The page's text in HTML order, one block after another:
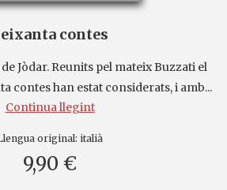
contes
Jòdar. Reunits pel mateix Buzzati el
contes han estat considerats, i amb...
Continua llegint
original: italià
9,90 €